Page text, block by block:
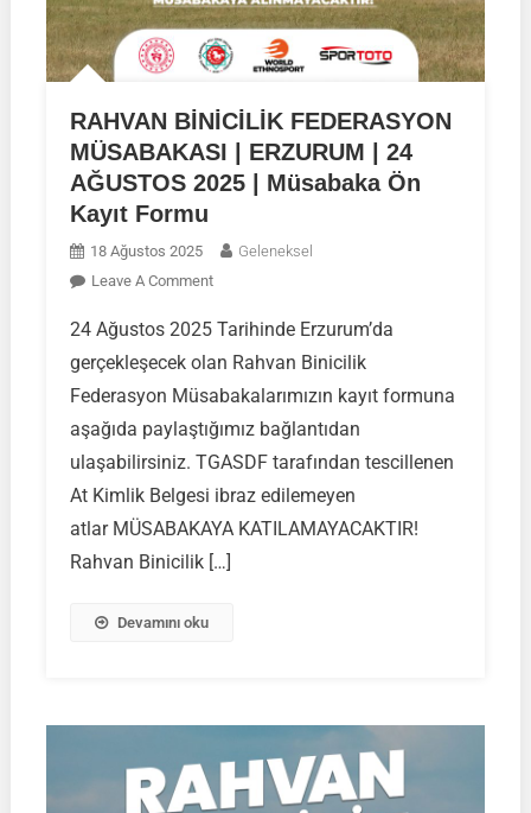
RAHVAN BİNİCİLİK FEDERASYON
MÜSABAKASI | ERZURUM | 24
AĞUSTOS 2025 | Müsabaka Ön
Kayıt Formu
18 Ağustos 2025
Geleneksel
Leave A CommentOn
BİNİCİLİK
FEDERASYON
MÜSABAKASI
ERZURUM
|
24
AĞUSTOS
2025
24 Ağustos 2025 Tarihinde Erzurum’da
gerçekleşecek olan Rahvan Binicilik
Federasyon Müsabakalarımızın kayıt formuna
aşağıda paylaştığımız bağlantıdan
ulaşabilirsiniz. TGASDF tarafından tescillenen
At Kimlik Belgesi ibraz edilemeyen
atlar MÜSABAKAYA KATILAMAYACAKTIR!
Rahvan Binicilik […]
Devamını oku